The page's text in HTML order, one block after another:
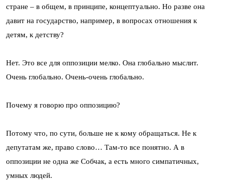
стране – в общем, в принципе, концептуально. Но разве она
давит на государство, например, в вопросах отношения к
детям, к детству?
Нет. Это все для оппозиции мелко. Она глобально мыслит.
Очень глобально. Очень-очень глобально.
Почему я говорю про оппозицию?
Потому что, по сути, больше не к кому обращаться. Не к
депутатам же, право слово… Там-то все понятно. А в
оппозиции не одна же Собчак, а есть много симпатичных,
умных людей.